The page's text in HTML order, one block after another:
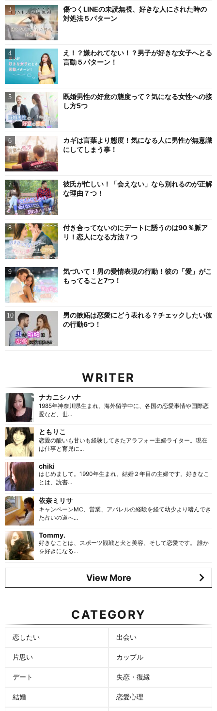
傷つくLINEの未読無視、好きな人にされた時の
対処法５パターン
え！？嫌われてない！？男子が好きな女子へとる
言動５パターン！
既婚男性の好意の態度って？気になる女性への接
し方5つ
カギは言葉より態度！気になる人に男性が無意識
にしてしまう事！
彼氏が忙しい！「会えない」なら別れるのが正解
な理由７つ！
付き合ってないのにデートに誘うのは90％脈ア
リ！恋人になる方法７つ
気づいて！男の愛情表現の行動！彼の「愛」がこ
もってること7つ！
男の嫉妬は恋愛にどう表れる？チェックしたい彼
の行動6つ！
WRITER
ナカニシ ハナ
1985年神奈川県生まれ。海外留学中に、各国の恋愛事情や国際恋
愛など、世...
ともりこ
恋愛の酸いも甘いも経験してきたアラフォー主婦ライター。現在
は仕事と育児に...
chiki
はじめまして。1990年生まれ。結婚２年目の主婦です。好きなこ
とは、読書...
依奈ミリサ
キャンペーンMC、営業、アパレルの経験を経て幼少より嗜んでき
た占いの道へ...
Tommy.
好きなことは、スポーツ観戦と犬と美容、そして恋愛です。 誰か
を好きになる...
View More
CATEGORY
恋したい 出会い
片思い カップル
デート 失恋・復縁
結婚 恋愛心理